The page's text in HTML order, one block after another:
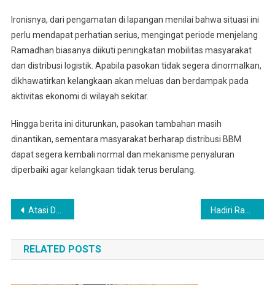
Ironisnya, dari pengamatan di lapangan menilai bahwa situasi ini
perlu mendapat perhatian serius, mengingat periode menjelang
Ramadhan biasanya diikuti peningkatan mobilitas masyarakat
dan distribusi logistik. Apabila pasokan tidak segera dinormalkan,
dikhawatirkan kelangkaan akan meluas dan berdampak pada
aktivitas ekonomi di wilayah sekitar.
Hingga berita ini diturunkan, pasokan tambahan masih
dinantikan, sementara masyarakat berharap distribusi BBM
dapat segera kembali normal dan mekanisme penyaluran
diperbaiki agar kelangkaan tidak terus berulang.
Navigasi
pos
Atasi Darurat Sampah, Kodam I/BB Buat Incinerator Ramah Lingkungan
RELATED POSTS